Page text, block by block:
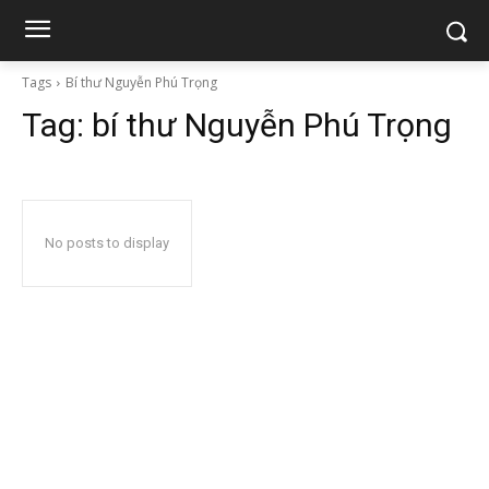
Tags Bí thư Nguyễn Phú Trọng
Tag: bí thư Nguyễn Phú Trọng
No posts to display